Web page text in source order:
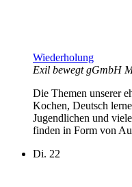
Wiederholung
Exil bewegt gGmbH
Die Themen unserer
Kochen, Deutsch
Jugendlichen und
finden in Form von
Di. 22